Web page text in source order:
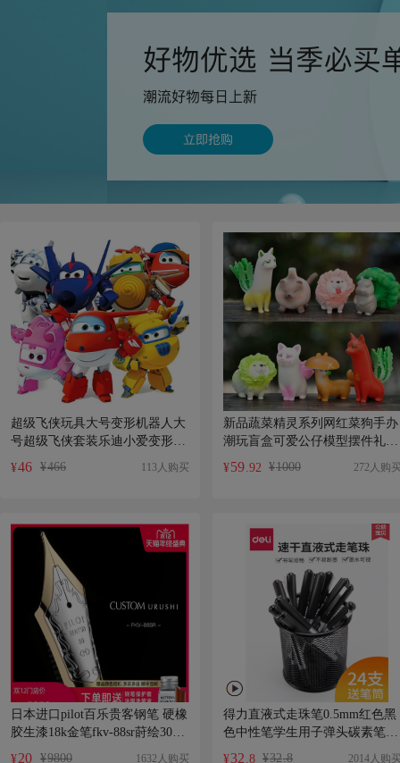
超级飞侠玩具大号变形机器人大
号超级飞侠套装乐迪小爱变形玩
具
¥46 ¥466 113人购买
新品蔬菜精灵系列网红菜狗手办
潮玩盲盒可爱公仔模型摆件礼物
装饰
¥59.92 ¥1000 272人购
日本进口pilot百乐贵客钢笔 硬橡
胶生漆18k金笔fkv-88sr莳绘30号
金尖限定万年笔商务礼品套装
¥20 ¥9800 1632人购买
得力直液式走珠笔0.5mm红色黑
色中性笔学生用子弹头碳素笔全
针管签字笔黑红笔水笔考试专用
¥32 .8 ¥32.8 2014人购